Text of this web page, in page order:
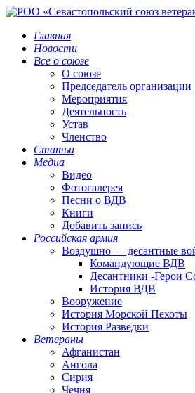
Главная
Новости
Все о союзе
О союзе
Председатель организации
Мероприятия
Деятельность
Устав
Членство
Статьи
Медиа
Видео
Фотогалерея
Песни о ВДВ
Книги
Добавить запись
Российская армия
Воздушно — десантные
Командующие ВДВ
Десантники -Герои
История ВДВ
Вооружение
История Морской Пехоты
История Разведки
Ветераны
Афганистан
Ангола
Сирия
Чечня